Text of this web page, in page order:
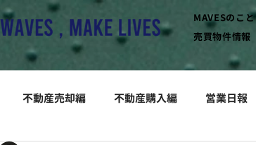
MAVESのこと
売買物件情報
不動産売却編 不動産購入編 営業日報